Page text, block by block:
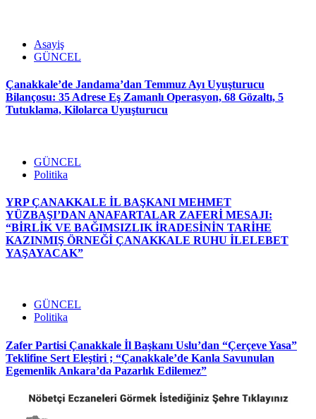
Asayiş
GÜNCEL
Çanakkale’de Jandama’dan Temmuz Ayı Uyuşturucu
Bilançosu: 35 Adrese Eş Zamanlı Operasyon, 68 Gözaltı, 5
Tutuklama, Kilolarca Uyuşturucu
GÜNCEL
Politika
YRP ÇANAKKALE İL BAŞKANI MEHMET
YÜZBAŞI’DAN ANAFARTALAR ZAFERİ MESAJI:
“BİRLİK VE BAĞIMSIZLIK İRADESİNİN TARİHE
KAZINMIŞ ÖRNEĞİ ÇANAKKALE RUHU İLELEBET
YAŞAYACAK”
GÜNCEL
Politika
Zafer Partisi Çanakkale İl Başkanı Uslu’dan “Çerçeve Yasa”
Teklifine Sert Eleştiri ; “Çanakkale’de Kanla Savunulan
Egemenlik Ankara’da Pazarlık Edilemez”